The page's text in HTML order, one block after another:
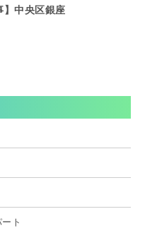
】中央区銀座
ト